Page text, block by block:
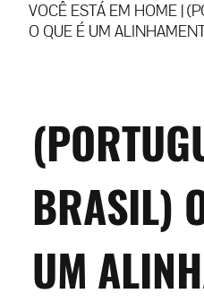
VOCÊ ESTÁ EM HOME |
O QUE É UM
BRASIL)
UM